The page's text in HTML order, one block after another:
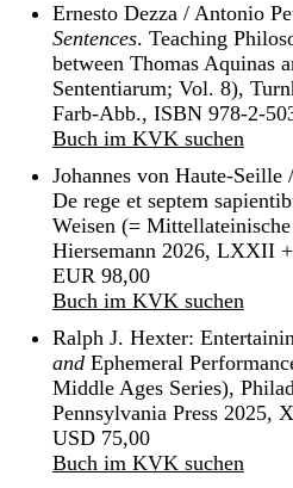
Ernesto Dezza / Antonio
Sentences. Teaching
between Thomas Aquinas
Sententiarum; Vol. 8),
Farb-Abb., ISBN 978-2-
Buch im KVK suchen
Johannes von Haute-
De rege et septem
Weisen (=
Hiersemann 2026, LXXII
EUR 98,00
Buch im KVK suchen
Ralph J. Hexter:
and Ephemeral
Middle Ages Series),
Pennsylvania Press 2025,
USD 75,00
Buch im KVK suchen